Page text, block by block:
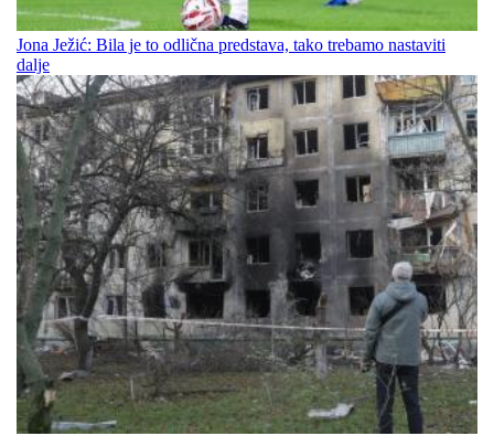
Jona Ježić: Bila je to odlična predstava, tako trebamo nastaviti
dalje